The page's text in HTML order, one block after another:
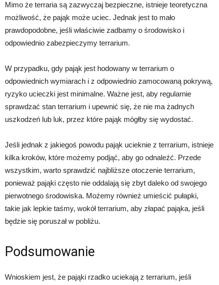
Mimo że terraria są zazwyczaj bezpieczne, istnieje teoretyczna
możliwość, że pająk może uciec. Jednak jest to mało
prawdopodobne, jeśli właściwie zadbamy o środowisko i
odpowiednio zabezpieczymy terrarium.
W przypadku, gdy pająk jest hodowany w terrarium o
odpowiednich wymiarach i z odpowiednio zamocowaną pokrywą,
ryzyko ucieczki jest minimalne. Ważne jest, aby regularnie
sprawdzać stan terrarium i upewnić się, że nie ma żadnych
uszkodzeń lub luk, przez które pająk mógłby się wydostać.
Jeśli jednak z jakiegoś powodu pająk ucieknie z terrarium, istnieje
kilka kroków, które możemy podjąć, aby go odnaleźć. Przede
wszystkim, warto sprawdzić najbliższe otoczenie terrarium,
ponieważ pająki często nie oddalają się zbyt daleko od swojego
pierwotnego środowiska. Możemy również umieścić pułapki,
takie jak lepkie taśmy, wokół terrarium, aby złapać pająka, jeśli
będzie się poruszał w pobliżu.
Podsumowanie
Wnioskiem jest, że pająki rzadko uciekają z terrarium, jeśli